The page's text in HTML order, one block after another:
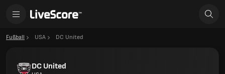
Fußball USA DC United
DC United